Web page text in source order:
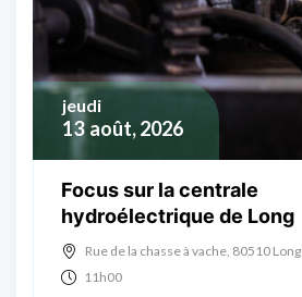
13 août, 2026
jeudi
Focus sur la centrale
hydroélectrique de Long
Rue de la chasse à vache, 80510 Long
11h00